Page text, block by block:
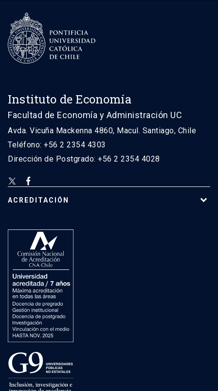
Instituto de Economía
Facultad de Economía y Administración UC
Avda. Vicuña Mackenna 4860, Macul. Santiago, Chile
Teléfono: +56 2 2354 4303
Dirección de Postgrado: +56 2 2354 4028
ACREDITACIÓN